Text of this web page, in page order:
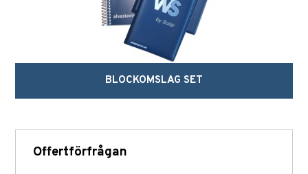
BLOCKOMSLAG SET
Offertförfrågan